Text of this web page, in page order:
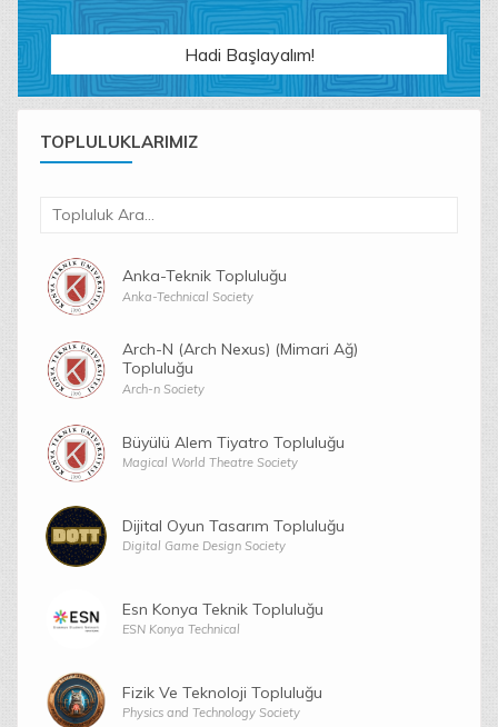
Hadi Başlayalım!
TOPLULUKLARIMIZ
Anka-Teknik Topluluğu
Anka-Technical Society
Arch-N (Arch Nexus) (Mimari Ağ)
Topluluğu
Arch-n Society
Büyülü Alem Tiyatro Topluluğu
Magical World Theatre Society
Dijital Oyun Tasarım Topluluğu
Digital Game Design Society
Esn Konya Teknik Topluluğu
ESN Konya Technical
Fizik Ve Teknoloji Topluluğu
Physics and Technology Society